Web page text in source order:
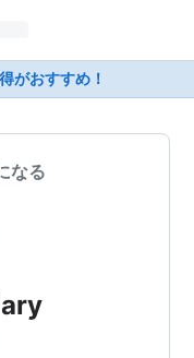
がおすすめ！
なる